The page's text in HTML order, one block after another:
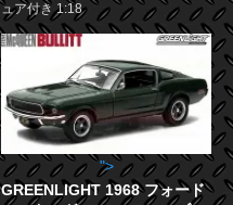
ュア付き 1:18
">
GREENLIGHT 1968 フォード